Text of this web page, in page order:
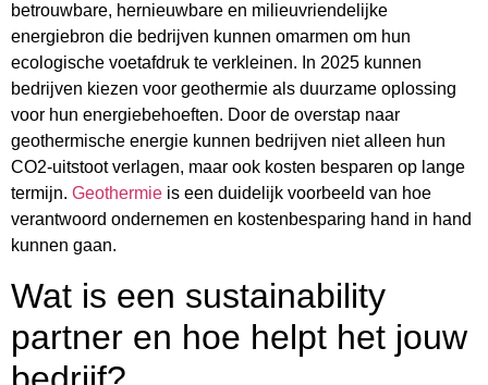
betrouwbare, hernieuwbare en milieuvriendelijke
energiebron die bedrijven kunnen omarmen om hun
ecologische voetafdruk te verkleinen. In 2025 kunnen
bedrijven kiezen voor geothermie als duurzame oplossing
voor hun energiebehoeften. Door de overstap naar
geothermische energie kunnen bedrijven niet alleen hun
CO2-uitstoot verlagen, maar ook kosten besparen op lange
termijn. Geothermie is een duidelijk voorbeeld van hoe
verantwoord ondernemen en kostenbesparing hand in hand
kunnen gaan.
Wat is een sustainability
partner en hoe helpt het jouw